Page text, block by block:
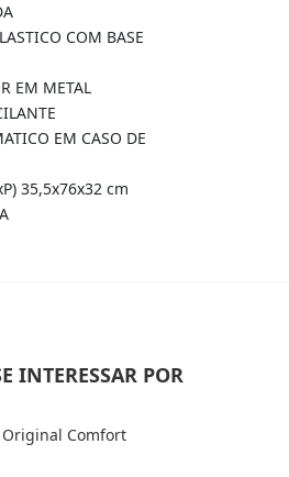
COM BASE
EM METAL
EM CASO DE
35,5x76x32 cm
INTERESSAR POR